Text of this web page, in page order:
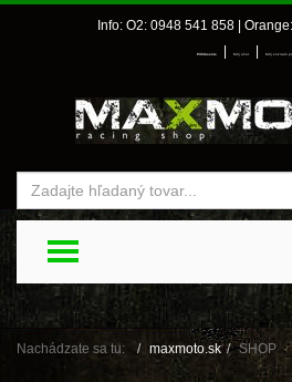
Info: O2: 0948 541 858 |
Prihlásenie Môj účet Môj zoznam
TOGGLE MENU
Nachádzate sa tu: maxmoto.sk SHOP